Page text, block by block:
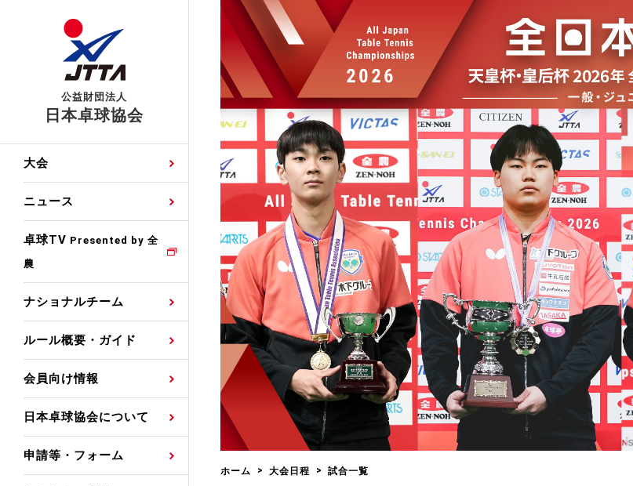
公益財団法人
日本卓球協会
大会 日程
公式記録
国内ランキング
公式大会優勝記録
ニュース
大会・試合
日本代表
特集
TV・メディア情報
お知らせ
プレスリリース
競技者(パスウェイ)・審判
その他
卓球TV Presented by 全
農
ナショナルチーム
男子ナショナルチーム選
手・候補
女子ナショナルチーム選
手・候補
男子世界ランキング
女子世界ランキング
各種選考基準
強化スタッフ
ルール概要・ガイド
卓球の基本的なルール
競技規則
観戦ガイド
卓球用語集
スポーツ栄養カルタ
会員向け情報
協会会員登録
ゼッケンについて
競技者育成事業
審判
指導者
公認資格者名簿
公認品一覧
公認メーカー一覧
委員会
日本卓球協会について
卓球協会のミッション
会長あいさつ
役員委員
沿革・組織図
取り組み・活動
関連団体代表委員など
規程・お見舞い制度
ハンドブックデータ
事業計画・事業報告
申請等・フォーム
国際交流届申込みフォーム
国際大会自主参加申請
競技ウエア広告申請
競技ウエアチーム名申請
日本卓球ルールのお問い合
わせ
審判員ネームプレート制作
申込
ホーム 大会日程 試合一覧